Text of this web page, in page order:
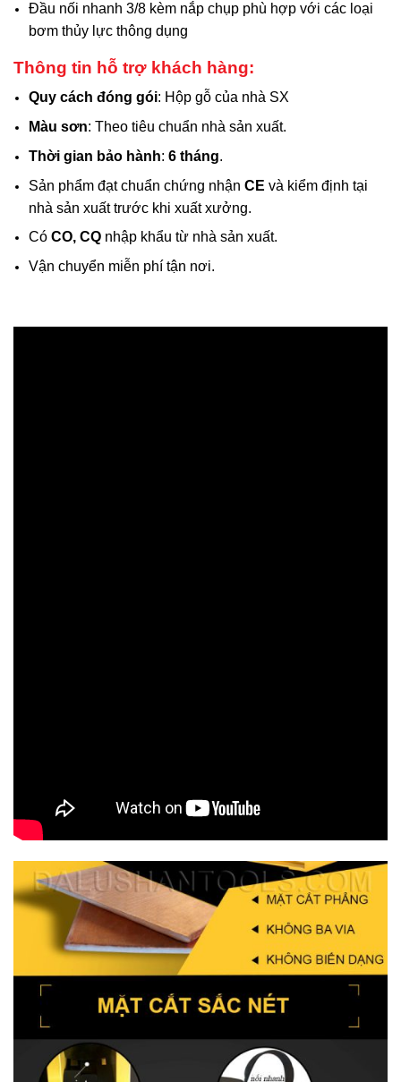
Đầu nối nhanh 3/8 kèm nắp chụp phù hợp với các loại
bơm thủy lực thông dụng
Thông tin hỗ trợ khách hàng:
Quy cách đóng gói: Hộp gỗ của nhà SX
Màu sơn: Theo tiêu chuẩn nhà sản xuất.
Thời gian bảo hành:6 tháng.
Sản phẩm đạt chuẩn chứng nhậnCE và kiểm định tại
nhà sản xuất trước khi xuất xưởng.
CóCO, CQ nhập khẩu từ nhà sản xuất.
Vận chuyển miễn phí tận nơi.